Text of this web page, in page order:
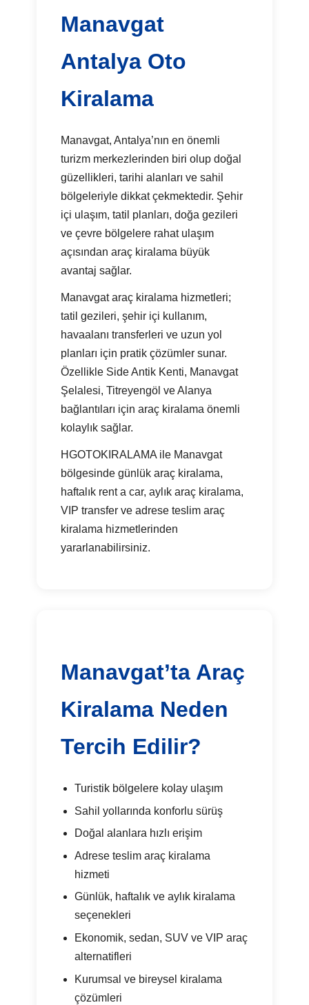
Manavgat
Antalya Oto
Kiralama
Manavgat, Antalya’nın en önemli
turizm merkezlerinden biri olup doğal
güzellikleri, tarihi alanları ve sahil
bölgeleriyle dikkat çekmektedir. Şehir
içi ulaşım, tatil planları, doğa gezileri
ve çevre bölgelere rahat ulaşım
açısından araç kiralama büyük
avantaj sağlar.
Manavgat araç kiralama hizmetleri;
tatil gezileri, şehir içi kullanım,
havaalanı transferleri ve uzun yol
planları için pratik çözümler sunar.
Özellikle Side Antik Kenti, Manavgat
Şelalesi, Titreyengöl ve Alanya
bağlantıları için araç kiralama önemli
kolaylık sağlar.
HGOTOKIRALAMA ile Manavgat
bölgesinde günlük araç kiralama,
haftalık rent a car, aylık araç kiralama,
VIP transfer ve adrese teslim araç
kiralama hizmetlerinden
yararlanabilirsiniz.
Manavgat’ta Araç
Kiralama Neden
Tercih Edilir?
Turistik bölgelere kolay ulaşım
Sahil yollarında konforlu sürüş
Doğal alanlara hızlı erişim
Adrese teslim araç kiralama
hizmeti
Günlük, haftalık ve aylık kiralama
seçenekleri
Ekonomik, sedan, SUV ve VIP araç
alternatifleri
Kurumsal ve bireysel kiralama
çözümleri